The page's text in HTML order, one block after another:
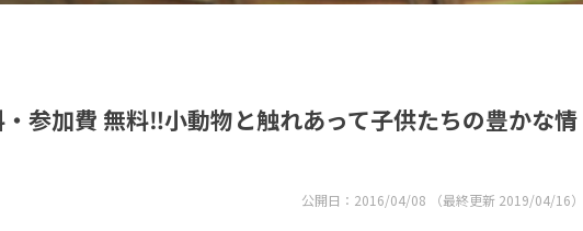
参加費 無料‼小動物と触れあって子供たちの豊かな情
公開日： 2016/04/08 （最終更新 2019/04/16）